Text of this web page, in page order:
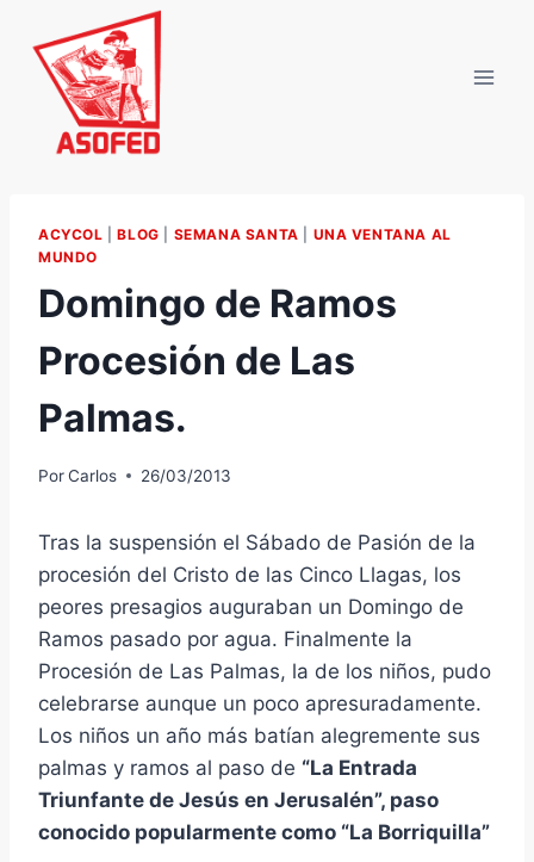
contenido
ACYCOL |BLOG SEMANA SANTA
UNA VENTANA AL
MUNDO
Domingo de Ramos
Procesión de Las
Palmas.
PorCarlos 26/03/2013
Tras la suspensión el Sábado de Pasión de la
procesión del Cristo de las Cinco Llagas, los
peores presagios auguraban un Domingo de
Ramos pasado por agua. Finalmente la
Procesión de Las Palmas, la de los niños, pudo
celebrarse aunque un poco apresuradamente.
Los niños un año más batían alegremente sus
palmas y ramos al paso de “La Entrada
Triunfante de Jesús en Jerusalén”, paso
conocido popularmente como “La Borriquilla”